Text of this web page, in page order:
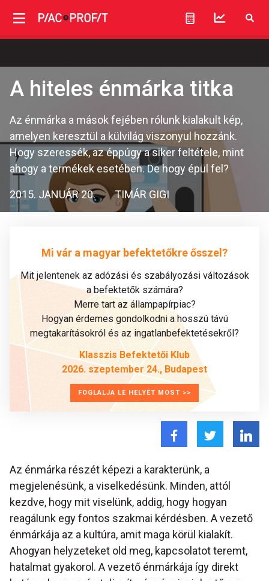
A hiteles énmárka titka
Az énmárka a mások fejében rólunk kialakult kép,
amelyen keresztül a külvilág viszonyul hozzánk.
Hogy szeressék, az éppúgy a siker feltétele, mint
ahogy a termékek esetében. De hogy épül fel?
2015. JANUÁR 20. TIMÁR GIGI
Mi vár a magyar befektetőkre ősszel?
Mit jelentenek az adózási és szabályozási változások
a befektetők számára?
Merre tart az állampapírpiac?
Hogyan érdemes gondolkodni a hosszú távú
megtakarításokról és az ingatlanbefektetésekről?
Klasszis Befektetői Klub
2026. szeptember 24., Budapest
FOGLALJA LE HELYÉT MOST >>
Az énmárka részét képezi a karakterünk, a
megjelenésünk, a viselkedésünk. Minden, attól
kezdve, hogy mit viselünk, addig, hogy hogyan
reagálunk egy fontos szakmai kérdésben. A vezető
énmárkája az a kultúra, amit maga körül kialakít.
Ahogyan helyzeteket old meg, kapcsolatot teremt,
hatalmat gyakorol. A vezető énmárkája így direkt